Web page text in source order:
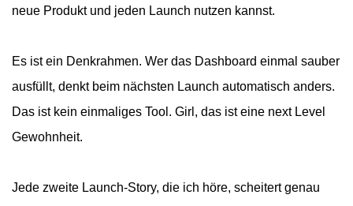
neue Produkt und jeden Launch nutzen kannst.
Es ist ein Denkrahmen. Wer das Dashboard einmal sauber
ausfüllt, denkt beim nächsten Launch automatisch anders.
Das ist kein einmaliges Tool. Girl, das ist eine next Level
Gewohnheit.
Jede zweite Launch-Story, die ich höre, scheitert genau